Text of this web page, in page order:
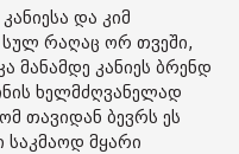
და კიმ
სულ რაღაც ორ თვეში,
მანამდე კანიეს ბრენდ
ხელმძღვანელად
თავიდან ბევრს ეს
საკმაოდ მყარი